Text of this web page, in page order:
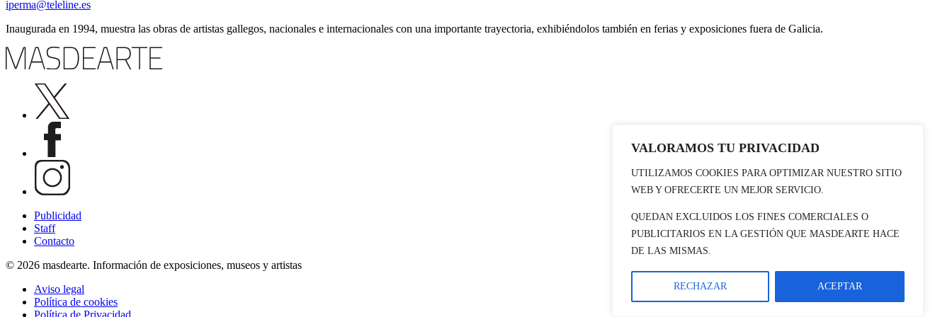
VALORAMOS TU PRIVACIDAD
UTILIZAMOS COOKIES PARA OPTIMIZAR NUESTRO SITIO
WEB Y OFRECERTE UN MEJOR SERVICIO.
QUEDAN EXCLUIDOS LOS FINES COMERCIALES O
PUBLICITARIOS EN LA GESTIÓN QUE MASDEARTE HACE
DE LAS MISMAS.
RECHAZAR ACEPTAR
iperma@teleline.es
Inaugurada en 1994, muestra las obras de artistas gallegos, nacionales e internacionales con una importante trayectoria, exhibiéndolos también en ferias y exposiciones fuera de Galicia.
Publicidad
Staff
Contacto
© 2026 masdearte. Información de exposiciones, museos y artistas
Aviso legal
Política de cookies
Política de Privacidad